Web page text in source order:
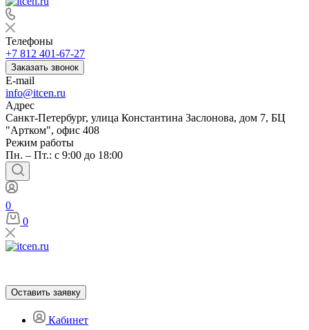
Телефоны
+7 812 401-67-27
Заказать звонок
E-mail
info@itcen.ru
Адрес
Санкт-Петербург, улица Константина Заслонова, дом 7, БЦ
"Артком", офис 408
Режим работы
Пн. – Пт.: с 9:00 до 18:00
0
0
Оставить заявку
Кабинет